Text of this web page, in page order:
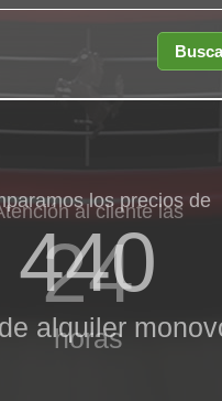
los precios de
440
alquiler
al cliente las
24
horas